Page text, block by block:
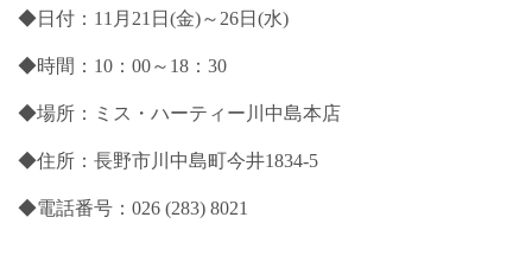
◆日付：11月21日(金)～26日(水)
◆時間：10：00～18：30
◆場所：ミス・ハーティー川中島本店
◆住所：長野市川中島町今井1834-5
◆電話番号：026 (283) 8021